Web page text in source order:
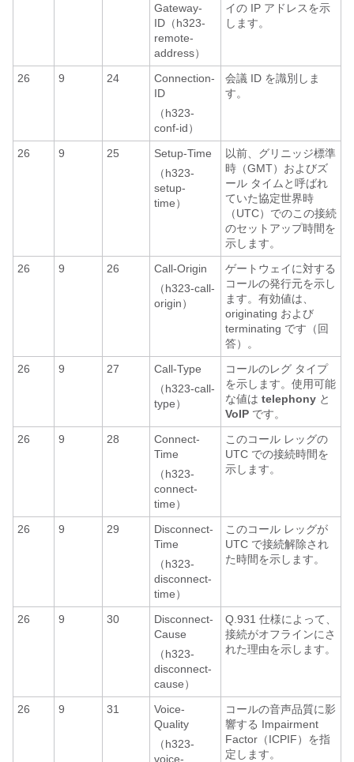
Gateway-
ID（h323-
remote-
address）
イの IP アドレスを示
します。
26 9 24
Connection-
ID
（h323-
conf-id）
会議 ID を識別しま
す。
26 9 25
Setup-Time
（h323-
setup-
time）
以前、グリニッジ標準
時（GMT）およびズ
ール タイムと呼ばれ
ていた協定世界時
（UTC）でのこの接続
のセットアップ時間を
示します。
26
9 26
Call-Origin
（h323-call-
origin）
ゲートウェイに対する
コールの発行元を示し
ます。有効値は、
originating および
terminating です（回
答）。
26
9 27
Call-Type
（h323-call-
type）
コールのレグ タイプ
を示します。使用可能
な値は telephony と
VoIP です。
26
9 28
Connect-
Time
（h323-
connect-
time）
このコール レッグの
UTC での接続時間を
示します。
26 9 29
Disconnect-
Time
（h323-
disconnect-
time）
このコール レッグが
UTC で接続解除され
た時間を示します。
26 9 30
Disconnect-
Cause
（h323-
disconnect-
cause）
Q.931 仕様によって、
接続がオフラインにさ
れた理由を示します。
26 9 31
Voice-
Quality
（h323-
voice-
コールの音声品質に影
響する Impairment
Factor（ICPIF）を指
定します。